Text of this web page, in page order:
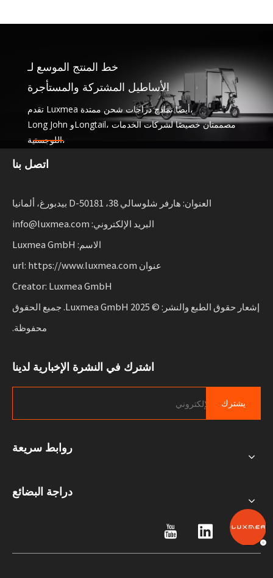
الأساطيل المشتركة والمستأجرة
تقدم Luxmea أيضًا نماذج دراجات شحن ممتدة،
Long John وLongtail، مصممتان خصيصًا لشركات الخدمات
اللوجستية،
المستدام.
اتصل بنا
العنوان: هارفر شلوسالي 38، D-50181 بيدبورغ، ألمانيا
البريد الإلكتروني: info@luxmea.com
الاسم: Luxmea GmbH
عنوان url: https://www.luxmea.com
Creator: Luxmea GmbH
إشعار حقوق الطبع والنشر: © 2025 Luxmea GmbH. جميع الحقوق
محفوظة.
اشترك في النشرة الإخبارية لدينا
يشترك
روابط سريعة
دراجة البضائع